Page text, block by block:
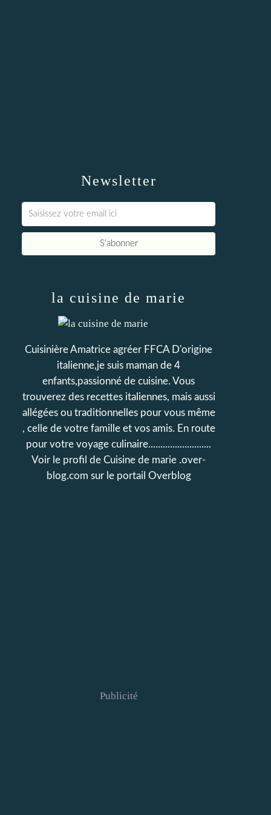
Newsletter
la cuisine de marie
Cuisinière Amatrice agréer FFCA D'origine
italienne,je suis maman de 4
enfants,passionné de cuisine. Vous
trouverez des recettes italiennes, mais aussi
allégées ou traditionnelles pour vous même
, celle de votre famille et vos amis. En route
pour votre voyage culinaire..........................
Voir le profil de Cuisine de marie .over-
blog.com sur le portail Overblog
Publicité